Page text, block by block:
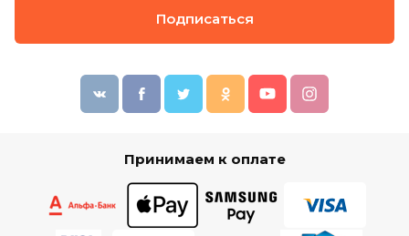
Подписаться
Принимаем к оплате